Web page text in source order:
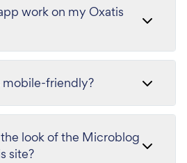
work on my Oxatis
mobile-friendly?
look of the Microblog
site?